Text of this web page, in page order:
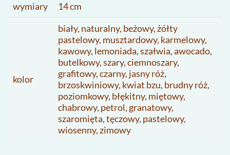
wymiary 14 cm
kolor
biały, naturalny, beżowy, żółty
pastelowy, musztardowy, karmelowy,
kawowy, lemoniada, szałwia, awocado,
butelkowy, szary, ciemnoszary,
grafitowy, czarny, jasny róż,
brzoskwiniowy, kwiat bzu, brudny róż,
poziomkowy, błękitny, miętowy,
chabrowy, petrol, granatowy,
szaromięta, tęczowy, pastelowy,
wiosenny, zimowy